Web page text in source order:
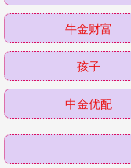
牛金财富
孩子
中金优配